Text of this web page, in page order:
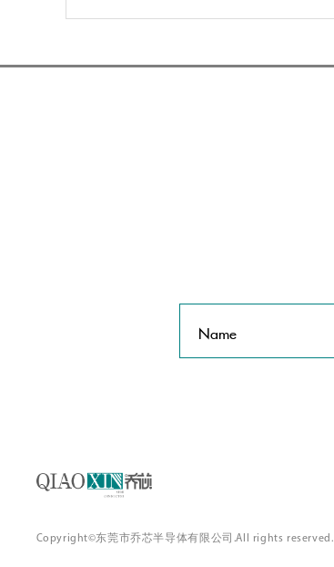
Name
Copyright©东莞市乔芯半导体有限公司.All rights reserved.